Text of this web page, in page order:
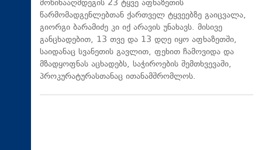
მოწინააღმდეგის 23 ტყვე აფხაზეთის
წარმომადგენლებთან ქართველ ტყვეებზე გაიცვალა,
გიორგი ბარამიძე კი იქ არავის უნახავს. მისივე
განცხადებით, 13 თვე და 13 დღე იყო აფხაზეთში,
საიდანაც სვანეთის გავლით, ფეხით ჩამოვიდა და
მზადყოფნას აცხადებს, საჭიროების შემთხვევაში,
პროკურატურასთანაც ითანამშრომლოს.